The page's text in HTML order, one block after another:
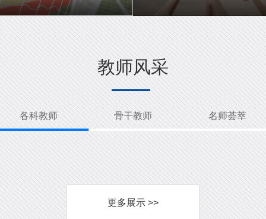
少儿部活动
少儿部荣誉
教师风采
各科教师 骨干教师 名师荟萃
更多展示 >>